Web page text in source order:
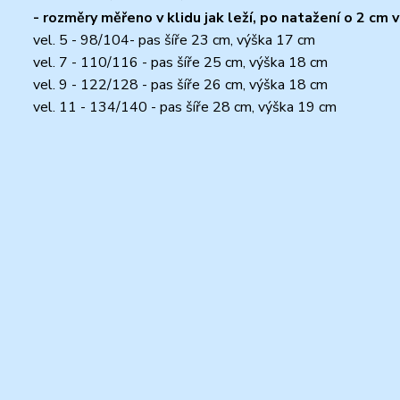
- rozměry měřeno v klidu jak leží, po natažení o 2 cm
vel. 5 - 98/104- pas šíře 23 cm, výška 17 cm
vel. 7 - 110/116 - pas šíře 25 cm, výška 18 cm
vel. 9 - 122/128 - pas šíře 26 cm, výška 18 cm
vel. 11 - 134/140 - pas šíře 28 cm, výška 19 cm